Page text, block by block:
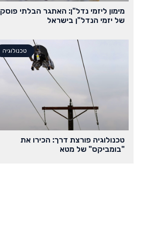
מימון ליזמי נדל"ן: האתגר הבלתי פוסק
של יזמי הנדל"ן בישראל
טכנולוגיה
טכנולוגיה פורצת דרך: הכירו את
"בומביקס" של מטא